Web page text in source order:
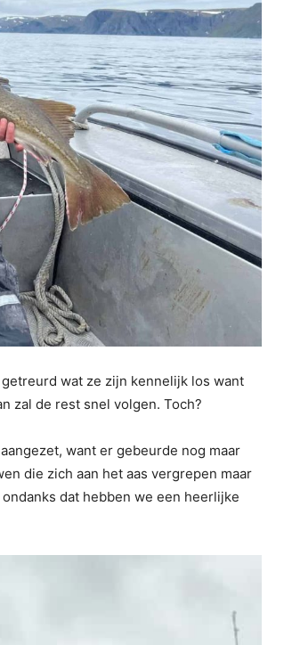
wat ze zijn kennelijk los want
zal de rest snel volgen. Toch?
want er gebeurde nog maar
die zich aan het aas vergrepen maar
dat hebben we een heerlijke